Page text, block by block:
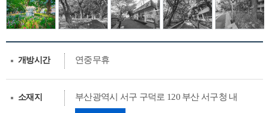
개방시간 연중무휴
소재지 부산광역시 서구 구덕로 120 부산 서구청 내